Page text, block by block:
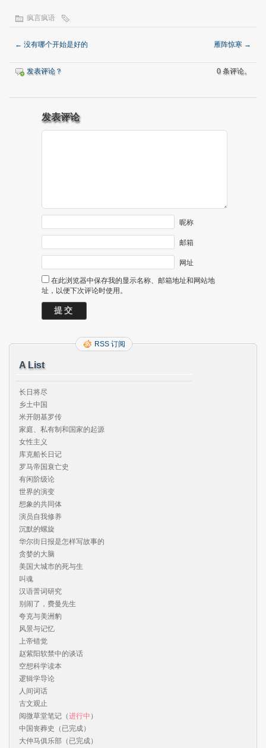
疯言疯语
← 没有哪个开始是好的 雁阵惊寒 →
发表评论？ 0 条评论。
发表评论
昵称
邮箱
网址
在此浏览器中保存我的显示名称、邮箱地址和网站地
址，以便下次评论时使用。
RSS 订阅
A List
长日将尽
乡土中国
米开朗基罗传
家庭、私有制和国家的起源
女性主义
库克船长日记
罗马帝国衰亡史
有闲阶级论
世界的演变
想象的共同体
演员自我修养
沉默的螺旋
华尔街日报是怎样写故事的
贪婪的大脑
美国大城市的死与生
叫魂
汉语詈词研究
别闹了，费曼先生
夸克与美洲豹
风景与记忆
上帝错觉
赵紫阳软禁中的谈话
空想科学读本
逻辑学导论
人间词话
古文观止
阅微草堂笔记（进行中 ）
中国丧葬史（已完成）
大仲马俱乐部（已完成）